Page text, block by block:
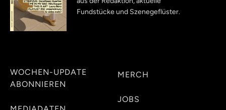
Fundstücke und Szenegeflüster.
WOCHEN-UPDATE
ABONNIEREN
MERCH
JOBS